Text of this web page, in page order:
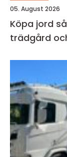
05. August 2026
Köpa jord så väljer du rätt kvalitet till
trädgård